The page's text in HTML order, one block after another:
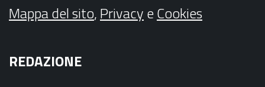
Mappa del sito,PrivacyeCookies
REDAZIONE